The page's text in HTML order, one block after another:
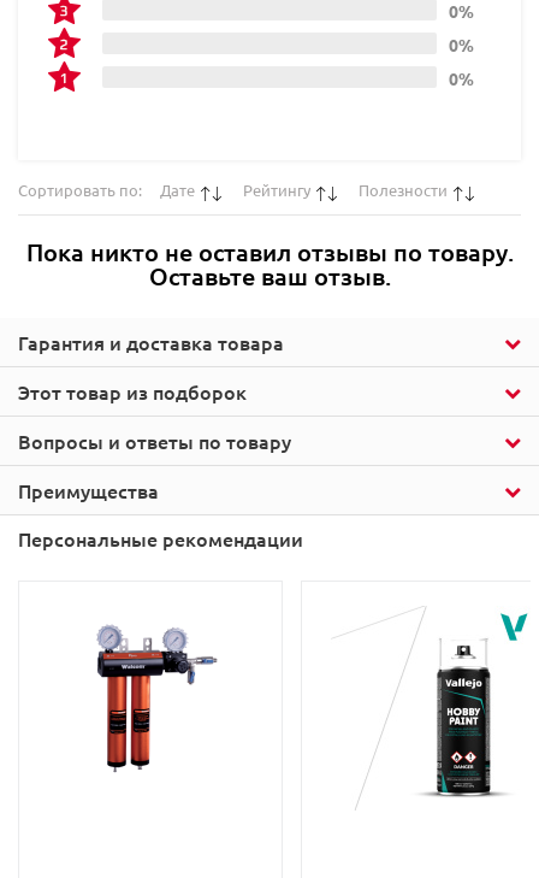
Этот товар из подборок
Гарантия и доставка товара
0%
0%
0%
Сортировать по: Дате Рейтингу Полезности
Пока никто не оставил отзывы по товару.
Оставьте ваш отзыв.
Вопросы и ответы по товару
Преимущества
Персональные рекомендации